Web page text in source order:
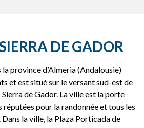
DE GADOR
province d’Almeria (Andalousie)
et est situé sur le versant sud-est de
de Gador. La ville est la porte
réputées pour la randonnée et tous les
la ville, la Plaza Porticada de